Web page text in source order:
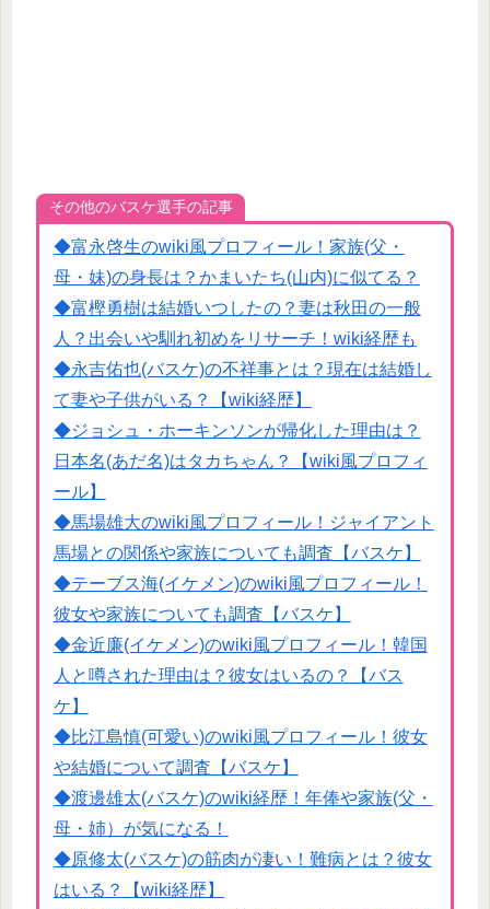
その他のバスケ選手の記事
◆富永啓生のwiki風プロフィール！家族(父・
母・妹)の身長は？かまいたち(山内)に似てる？
◆富樫勇樹は結婚いつしたの？妻は秋田の一般
人？出会いや馴れ初めをリサーチ！wiki経歴も
◆永吉佑也(バスケ)の不祥事とは？現在は結婚し
て妻や子供がいる？【wiki経歴】
◆ジョシュ・ホーキンソンが帰化した理由は？
日本名(あだ名)はタカちゃん？【wiki風プロフィ
ール】
◆馬場雄大のwiki風プロフィール！ジャイアント
馬場との関係や家族についても調査【バスケ】
◆テーブス海(イケメン)のwiki風プロフィール！
彼女や家族についても調査【バスケ】
◆金近廉(イケメン)のwiki風プロフィール！韓国
人と噂された理由は？彼女はいるの？【バス
ケ】
◆比江島慎(可愛い)のwiki風プロフィール！彼女
や結婚について調査【バスケ】
◆渡邊雄太(バスケ)のwiki経歴！年俸や家族(父・
母・姉）が気になる！
◆原修太(バスケ)の筋肉が凄い！難病とは？彼女
はいる？【wiki経歴】